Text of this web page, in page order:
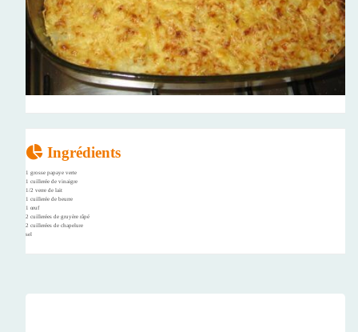
Ingrédients
1 grosse papaye verte
1 cuillerée de vinaigre
1/2 verre de lait
1 cuillerée de beurre
1 œuf
2 cuillerées de gruyère râpé
2 cuillerées de chapelure
sel